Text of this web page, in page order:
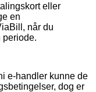
eller
en
når du
periode.
e-handler kunne de
dog er